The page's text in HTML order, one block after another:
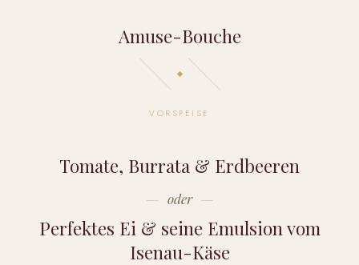
Amuse-Bouche
VORSPEISE
Tomate, Burrata & Erdbeeren
oder
Perfektes Ei & seine Emulsion vom
Isenau-Käse